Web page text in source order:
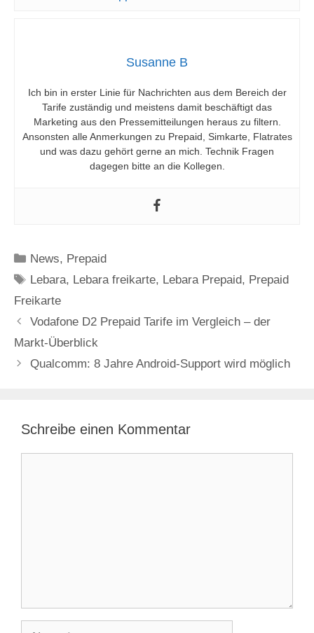
Susanne B
Ich bin in erster Linie für Nachrichten aus dem Bereich der
Tarife zuständig und meistens damit beschäftigt das
Marketing aus den Pressemitteilungen heraus zu filtern.
Ansonsten alle Anmerkungen zu Prepaid, Simkarte, Flatrates
und was dazu gehört gerne an mich. Technik Fragen
dagegen bitte an die Kollegen.
Kategorien
News, Prepaid
Schlagwörter
Lebara, Lebara freikarte, Lebara Prepaid, Prepaid
Freikarte
Vodafone D2 Prepaid Tarife im Vergleich – der
Markt-Überblick
Qualcomm: 8 Jahre Android-Support wird möglich
Schreibe einen Kommentar